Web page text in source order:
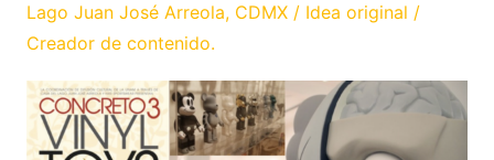
Lago Juan José Arreola, CDMX / Idea original /
Creador de contenido.